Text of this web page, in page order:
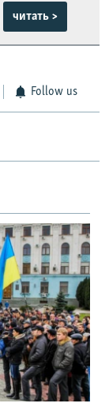
читать >
Follow us